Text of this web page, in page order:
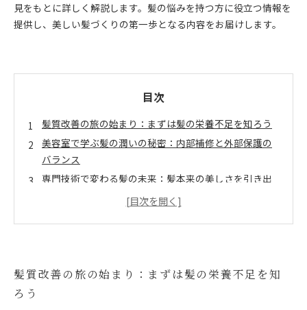
見をもとに詳しく解説します。髪の悩みを持つ方に役立つ情報を
提供し、美しい髪づくりの第一歩となる内容をお届けします。
目次
髪質改善の旅の始まり：まずは髪の栄養不足を知ろう
美容室で学ぶ髪の潤いの秘密：内部補修と外部保護の
バランス
専門技術で変わる髪の未来：髪本来の美しさを引き出
すトリートメントとは
い髪質改善法まとめ
髪質改善の旅の始まり：まずは髪の栄養不足を知
ろう